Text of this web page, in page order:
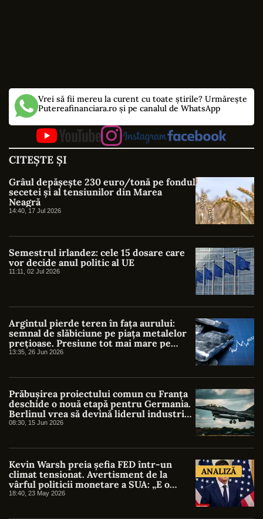
Vrei să fii mereu la curent cu toate știrile? Urmărește
Putereafinanciara.ro și pe canalul de WhatsApp
CITEȘTE ȘI
Grâul depășește 230 euro/tonă pe fondul
secetei și al tensiunilor din Marea
Neagră
14:40, 17 Jul 2026
Semestrul irlandez: cele 15 dosare care
vor decide anul politic al UE
11:11, 02 Jul 2026
Argintul pierde teren în fața aurului:
semnal de slăbiciune pe piața metalelor
prețioase. Presiune tot mai mare pe
argint după maximele din ianuarie
13:35, 26 Jun 2026
Prăbușirea proiectului comun cu Franța
deschide o nouă etapă pentru Germania.
Berlinul vrea să devină liderul industriei
aerospațiale europene. Ce ar trebui să
08:30, 15 Jun 2026
Kevin Warsh preia șefia FED într-un
climat tensionat. Avertisment de la
vârful politicii monetare a SUA: „E o
nebunie să vorbești despre reduceri de
18:40, 23 May 2026
ANALIZĂ